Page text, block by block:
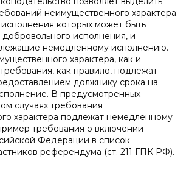
неимущественного характера:
которых может быть
добровольного исполнения, и
немедленному исполнению.
характера, как и
как правило, подлежат
должнику срока на
В предусмотренных
случаях требования
характера подлежат немедленному
требования о включении
Федерации в список
референдума (ст. 211 ГПК РФ).